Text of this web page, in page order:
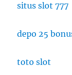
situs slot 777
depo 25
toto slot